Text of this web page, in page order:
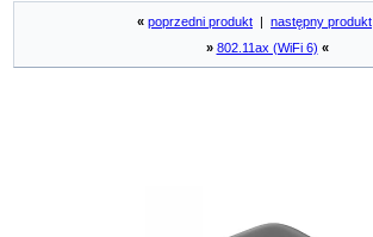
« poprzedni produkt następny produkt
» 802.11ax (WiFi 6) «